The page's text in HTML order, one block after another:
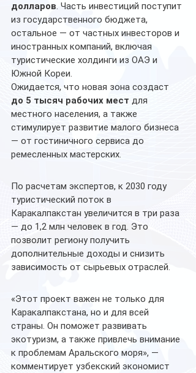
долларов. Часть инвестиций поступит
из государственного бюджета,
остальное — от частных инвесторов и
иностранных компаний, включая
туристические холдинги из ОАЭ и
Южной Кореи.
Ожидается, что новая зона создаст
до 5 тысяч рабочих мест для
местного населения, а также
стимулирует развитие малого бизнеса
— от гостиничного сервиса до
ремесленных мастерских.
По расчетам экспертов, к 2030 году
туристический поток в
Каракалпакстан увеличится в три раза
— до 1,2 млн человек в год. Это
позволит региону получить
дополнительные доходы и снизить
зависимость от сырьевых отраслей.
«Этот проект важен не только для
Каракалпакстана, но и для всей
страны. Он поможет развивать
экотуризм, а также привлечь внимание
к проблемам Аральского моря», —
комментирует узбекский экономист